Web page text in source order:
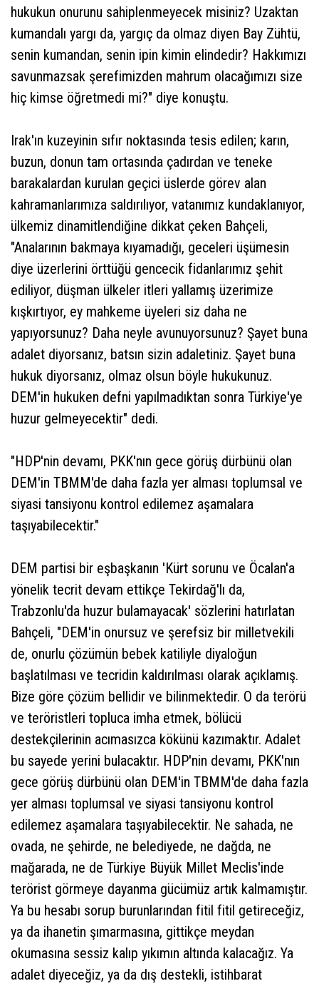
hukukun onurunu sahiplenmeyecek misiniz? Uzaktan
kumandalı yargı da, yargıç da olmaz diyen Bay Zühtü,
senin kumandan, senin ipin kimin elindedir? Hakkımızı
savunmazsak şerefimizden mahrum olacağımızı size
hiç kimse öğretmedi mi?" diye konuştu.
Irak'ın kuzeyinin sıfır noktasında tesis edilen; karın,
buzun, donun tam ortasında çadırdan ve teneke
barakalardan kurulan geçici üslerde görev alan
kahramanlarımıza saldırılıyor, vatanımız kundaklanıyor,
ülkemiz dinamitlendiğine dikkat çeken Bahçeli,
"Analarının bakmaya kıyamadığı, geceleri üşümesin
diye üzerlerini örttüğü gencecik fidanlarımız şehit
ediliyor, düşman ülkeler itleri yallamış üzerimize
kışkırtıyor, ey mahkeme üyeleri siz daha ne
yapıyorsunuz? Daha neyle avunuyorsunuz? Şayet buna
adalet diyorsanız, batsın sizin adaletiniz. Şayet buna
hukuk diyorsanız, olmaz olsun böyle hukukunuz.
DEM'in hukuken defni yapılmadıktan sonra Türkiye'ye
huzur gelmeyecektir" dedi.
"HDP'nin devamı, PKK'nın gece görüş dürbünü olan
DEM'in TBMM'de daha fazla yer alması toplumsal ve
siyasi tansiyonu kontrol edilemez aşamalara
taşıyabilecektir."
DEM partisi bir eşbaşkanın 'Kürt sorunu ve Öcalan'a
yönelik tecrit devam ettikçe Tekirdağ'lı da,
Trabzonlu'da huzur bulamayacak' sözlerini hatırlatan
Bahçeli, "DEM'in onursuz ve şerefsiz bir milletvekili
de, onurlu çözümün bebek katiliyle diyaloğun
başlatılması ve tecridin kaldırılması olarak açıklamış.
Bize göre çözüm bellidir ve bilinmektedir. O da terörü
ve teröristleri topluca imha etmek, bölücü
destekçilerinin acımasızca kökünü kazımaktır. Adalet
bu sayede yerini bulacaktır. HDP'nin devamı, PKK'nın
gece görüş dürbünü olan DEM'in TBMM'de daha fazla
yer alması toplumsal ve siyasi tansiyonu kontrol
edilemez aşamalara taşıyabilecektir. Ne sahada, ne
ovada, ne şehirde, ne belediyede, ne dağda, ne
mağarada, ne de Türkiye Büyük Millet Meclis'inde
terörist görmeye dayanma gücümüz artık kalmamıştır.
Ya bu hesabı sorup burunlarından fitil fitil getireceğiz,
ya da ihanetin şımarmasına, gittikçe meydan
okumasına sessiz kalıp yıkımın altında kalacağız. Ya
adalet diyeceğiz, ya da dış destekli, istihbarat